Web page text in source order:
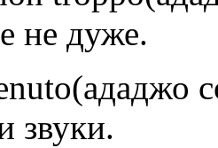
не дуже.
звуки.